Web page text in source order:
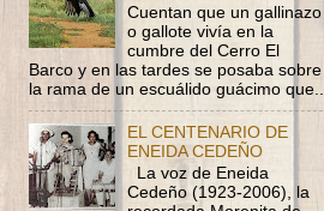
Cuentan que un gallinazo
o gallote vivía en la
cumbre del Cerro El
Barco y en las tardes se posaba sobre
la rama de un escuálido guácimo que...
EL CENTENARIO DE
ENEIDA CEDEÑO
La voz de Eneida
Cedeño (1923-2006), la